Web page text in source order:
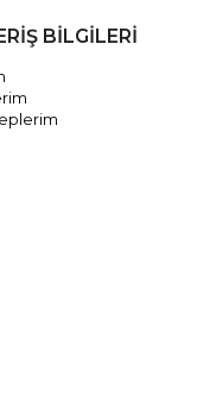
BİLGİLERİ